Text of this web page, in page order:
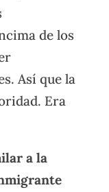
de los
Así que la
Era
a la